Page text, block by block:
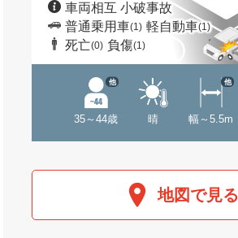
車両相互 小破事故
普通乗用車(1) 軽自動車(1)
死亡(0) 負傷(1)
35～44歳
他
晴 幅～5.5m
他
地図で見る